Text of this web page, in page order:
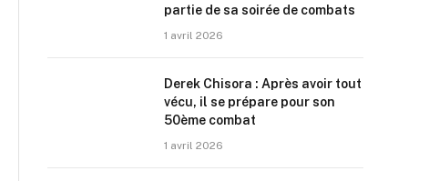
partie de sa soirée de combats
1 avril 2026
Derek Chisora : Après avoir tout
vécu, il se prépare pour son
50ème combat
1 avril 2026